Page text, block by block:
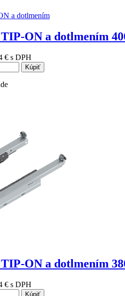
ON a dotlmením
€ s DPH
Kúpiť
ON a dotlmením
€ s DPH
Kúpiť